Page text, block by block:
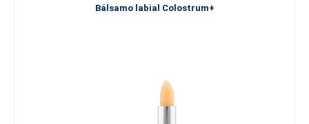
Bálsamo labial Colostrum+